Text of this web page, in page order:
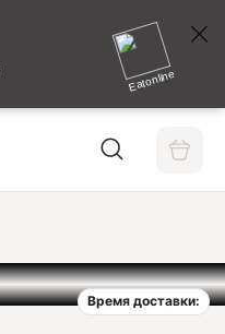
Eatonline
Время доставки: